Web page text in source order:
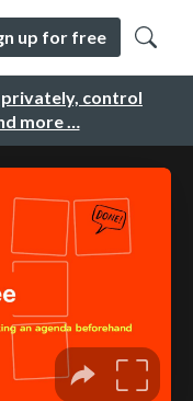
control
more …
up for free